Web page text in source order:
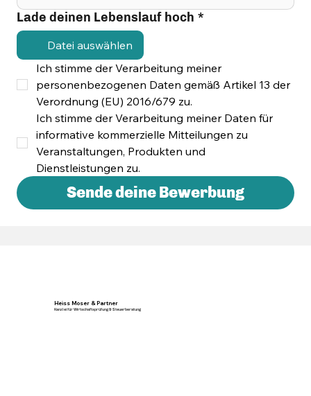
Lade deinen Lebenslauf hoch *
Datei auswählen
Ich stimme der Verarbeitung meiner
personenbezogenen Daten gemäß Artikel 13 der
Verordnung (EU) 2016/679 zu.
Ich stimme der Verarbeitung meiner Daten für
informative kommerzielle Mitteilungen zu
Veranstaltungen, Produkten und
Dienstleistungen zu.
Sende deine Bewerbung
Heiss Moser & Partner
Kanzlei für Wirtschaftsprüfung & Steuerberatung